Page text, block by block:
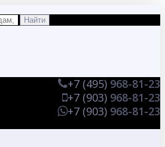
+7 (495) 968-81-23
+7 (903) 968-81-23
+7 (903) 968-81-23